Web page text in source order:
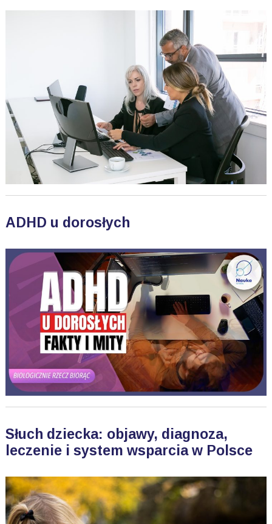
ADHD u dorosłych
Słuch dziecka: objawy, diagnoza,
leczenie i system wsparcia w Polsce